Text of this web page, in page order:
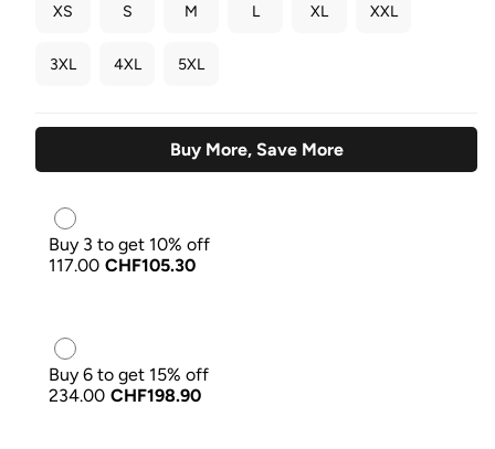
XS S M L XL XXL
3XL 4XL 5XL
Buy More, Save More
Buy 3 to get 10% off
117.00 CHF105.30
Buy 6 to get 15% off
234.00 CHF198.90